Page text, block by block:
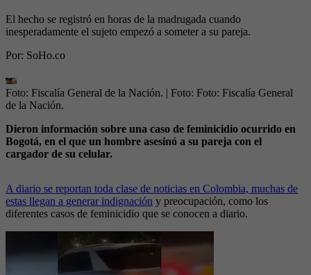
El hecho se registró en horas de la madrugada cuando
inesperadamente el sujeto empezó a someter a su pareja.
Por: SoHo.co
Foto: Fiscalía General de la Nación. | Foto: Foto: Fiscalía General
de la Nación.
Dieron información sobre una caso de feminicidio ocurrido en
Bogotá, en el que un hombre asesinó a su pareja con el
cargador de su celular.
A diario se reportan toda clase de noticias en Colombia, muchas de
estas llegan a generar indignación y preocupación, como los
diferentes casos de feminicidio que se conocen a diario.